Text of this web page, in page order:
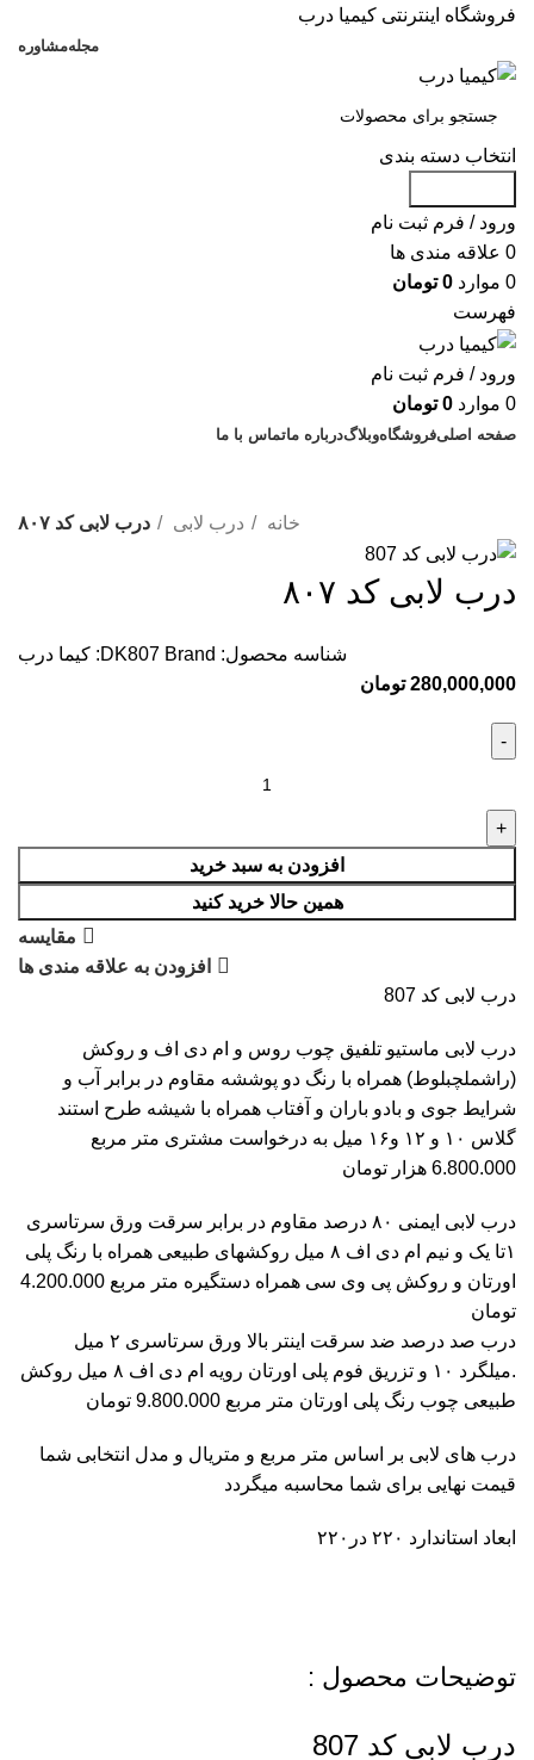
فروشگاه اینترنتی کیمیا درب
مجلهمشاوره
انتخاب دسته بندی
ورود / فرم ثبت نام
0 علاقه مندی ها
0 موارد 0 تومان
فهرست
ورود / فرم ثبت نام
0 موارد 0 تومان
صفحه اصلیفروشگاهوبلاگدرباره ماتماس با ما
خانه درب لابی درب لابی کد ۸۰۷
درب لابی کد ۸۰۷
شناسه محصول: DK807 Brand:
کیما درب
280,000,000 تومان
افزودن به سبد خرید
همین حالا خرید کنید
مقایسه
افزودن به علاقه مندی ها
درب لابی کد 807
درب لابی ماستیو تلفیق چوب روس و ام دی اف و روکش
(راشملچبلوط) همراه با رنگ دو پوششه مقاوم در برابر آب و
شرایط جوی و بادو باران و آفتاب همراه با شیشه طرح استند
گلاس ۱۰ و ۱۲ و۱۶ میل به درخواست مشتری متر مربع
6.800.000 هزار تومان
درب لابی ایمنی ۸۰ درصد مقاوم در برابر سرقت ورق سرتاسری
۱تا یک و نیم ام دی اف ۸ میل روکشهای طبیعی همراه با رنگ پلی
اورتان و روکش پی وی سی همراه دستگیره متر مربع 4.200.000
تومان
درب صد درصد ضد سرقت اینتر بالا ورق سرتاسری ۲ میل
.میلگرد ۱۰ و تزریق فوم پلی اورتان رویه ام دی اف ۸ میل روکش
طبیعی چوب رنگ پلی اورتان متر مربع 9.800.000 تومان
درب های لابی بر اساس متر مربع و متریال و مدل انتخابی شما
قیمت نهایی برای شما محاسبه میگردد
ابعاد استاندارد ۲۲۰ در۲۲۰
توضیحات محصول :
درب لابی کد 807